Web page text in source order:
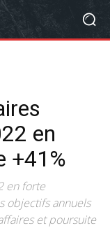
en
+41%
en forte
objectifs annuels
et poursuite